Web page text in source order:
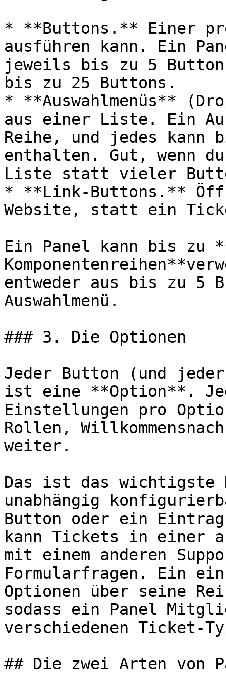
* **Buttons.** Einer
ausführen kann. Ein
jeweils bis zu 5
bis zu 25 Buttons.
* **Auswahlmenüs**
aus einer Liste. Ein
Reihe, und jedes kann
enthalten. Gut, wenn
Liste statt vieler
* **Link-Buttons.**
Website, statt ein
Ein Panel kann bis zu
entweder aus bis zu 5
Auswahlmenü.
### 3. Die Optionen
Jeder Button (und jeder
ist eine **Option**.
Einstellungen pro
Rollen,
weiter.
Das ist das wichtigste
unabhängig
Button oder ein
kann Tickets in einer
mit einem anderen
Formularfragen. Ein
Optionen über seine
sodass ein Panel
verschiedenen Ticket-
## Die zwei Arten von